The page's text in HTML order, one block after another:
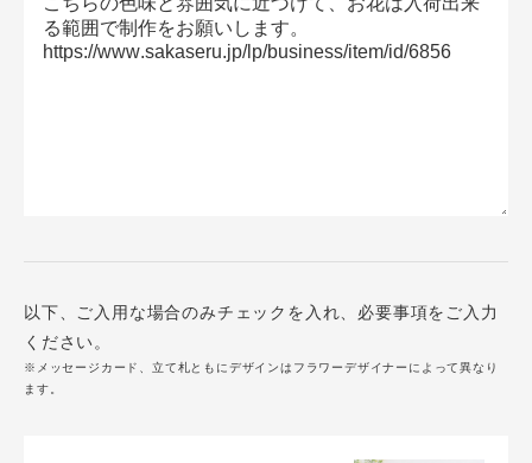
以下、ご入用な場合のみチェックを入れ、必要事項をご入力
ください。
※メッセージカード、立て札ともにデザインはフラワーデザイナーによって異なり
ます。